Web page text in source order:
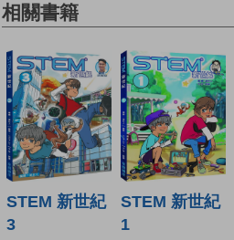
相關書籍
STEM 新世紀
3
STEM 新世紀
1